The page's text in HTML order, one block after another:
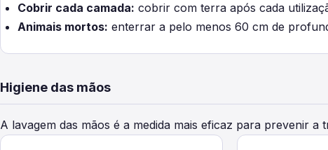
Cobrir cada camada: cobrir com terra após cada
Animais mortos: enterrar a pelo menos 60 cm de
Higiene das mãos
A lavagem das mãos é a medida mais eficaz para prevenir a